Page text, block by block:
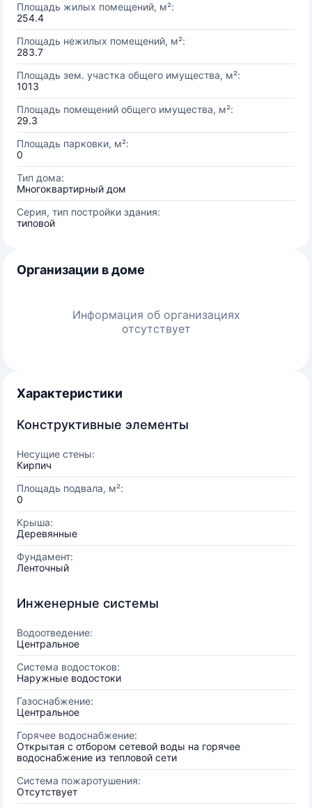
Площадь жилых помещений, м²:
254.4
Площадь нежилых помещений, м²:
283.7
Площадь зем. участка общего имущества, м²:
1013
Площадь помещений общего имущества, м²:
29.3
Площадь парковки, м²:
0
Тип дома:
Многоквартирный дом
Серия, тип постройки здания:
типовой
Организации в доме
Информация об организациях
отсутствует
Характеристики
Конструктивные элементы
Несущие стены:
Кирпич
Площадь подвала, м²:
0
Крыша:
Деревянные
Фундамент:
Ленточный
Инженерные системы
Водоотведение:
Центральное
Система водостоков:
Наружные водостоки
Газоснабжение:
Центральное
Горячее водоснабжение:
Открытая с отбором сетевой воды на горячее
водоснабжение из тепловой сети
Система пожаротушения:
Отсутствует